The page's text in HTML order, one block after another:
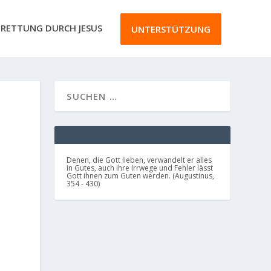
RETTUNG DURCH JESUS UNTERSTÜTZUNG
Denen, die Gott lieben, verwandelt er alles
in Gutes, auch ihre Irrwege und Fehler lässt
Gott ihnen zum Guten werden. (Augustinus,
354 - 430)